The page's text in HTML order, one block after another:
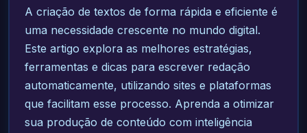
A criação de textos de forma rápida e eficiente é
uma necessidade crescente no mundo digital.
Este artigo explora as melhores estratégias,
ferramentas e dicas para escrever redação
automaticamente, utilizando sites e plataformas
que facilitam esse processo. Aprenda a otimizar
sua produção de conteúdo com inteligência